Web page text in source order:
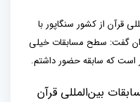
قرآن از کشور سنگاپور با
گفت: سطح مسابقات خیلی
است که سابقه حضور داشتم.
بین‌المللی قرآن